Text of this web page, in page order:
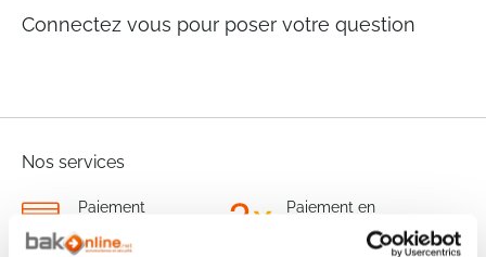
Connectez vous pour poser votre question
Nos services
Paiement
Paiement en
3x sans frais